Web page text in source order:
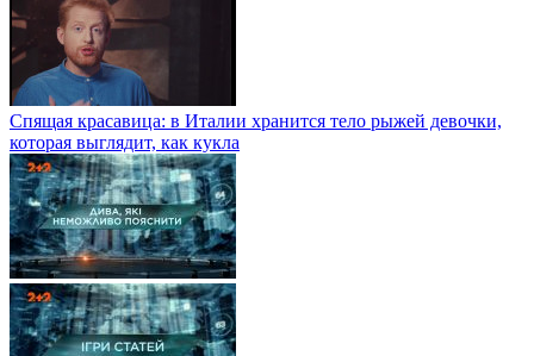
Спящая красавица: в Италии хранится тело рыжей девочки,
которая выглядит, как кукла